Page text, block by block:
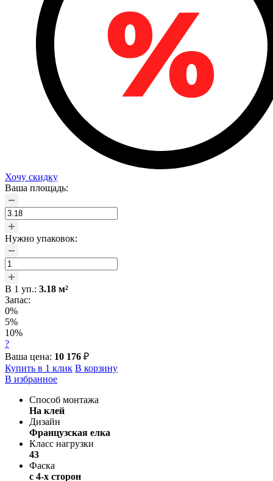
Хочу скидку
Ваша площадь:
Нужно упаковок:
В 1 уп.: 3.18 м²
Запас:
0%
5%
10%
?
Ваша цена: 10 176 ₽
Купить в 1 клик В корзину
В избранное
Способ монтажа
На клей
Дизайн
Французская елка
Класс нагрузки
43
Фаска
с 4-х сторон